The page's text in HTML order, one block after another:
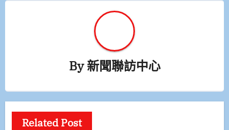
By新聞聯訪中心
Related Post